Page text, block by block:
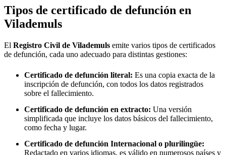
Tipos de certificado de defunción en
Vilademuls
El Registro Civil de Vilademuls emite varios tipos de certificados
de defunción, cada uno adecuado para distintas gestiones:
Certificado de defunción literal: Es una copia exacta de la
inscripción de defunción, con todos los datos registrados
sobre el fallecimiento.
Certificado de defunción en extracto: Una versión
simplificada que incluye los datos básicos del fallecimiento,
como fecha y lugar.
Certificado de defunción Internacional o plurilingüe:
Redactado en varios idiomas, es válido en numerosos países y